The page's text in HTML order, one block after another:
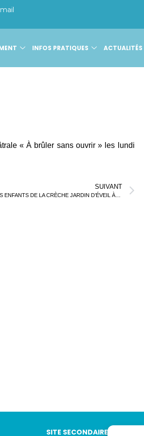
INFOS PRATIQUES ACTUALITÉS
« À brûler sans ouvrir » les lundi
SUIVANT
SITE SECONDAIRE